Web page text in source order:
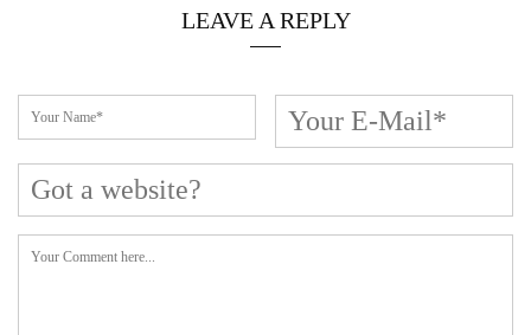
LEAVE A REPLY